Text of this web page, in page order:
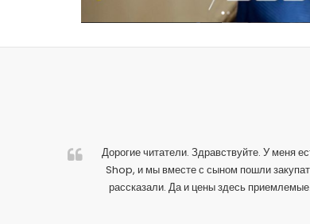
Дорогие читатели. Здравствуйте. У меня
Shop, и мы вместе с сыном пошли
рассказали. Да и цены здесь